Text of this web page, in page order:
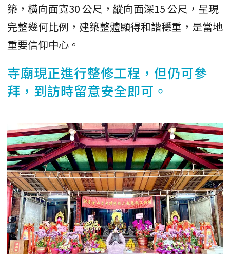
築，橫向面寬30 公尺，縱向面深15 公尺，呈現
完整幾何比例，建築整體顯得和諧穩重，是當地
重要信仰中心。
寺廟現正進行整修工程，但仍可參
拜，到訪時留意安全即可。